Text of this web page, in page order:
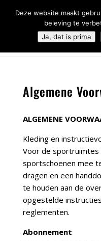
Algemene
ALGEMENE
Kleding en
Voor de sportruimtes
sportschoenen mee
dragen en een
te houden aan de
opgestelde
reglementen.
Abonnement
Deze website maakt
beleving te
Ja, dat is prima